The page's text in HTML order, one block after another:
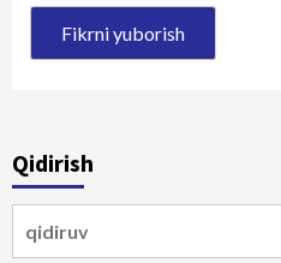
Qidirish